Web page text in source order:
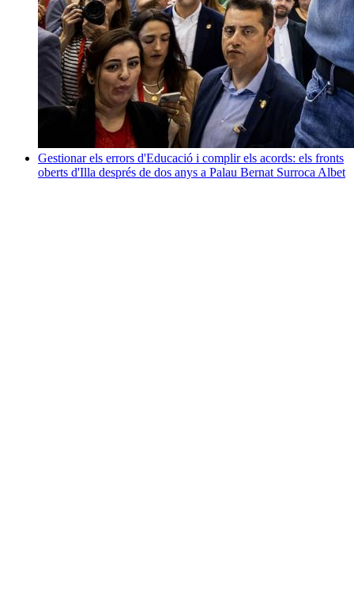
Gestionar els errors d'Educació i complir els acords: els fronts
oberts d'Illa després de dos anys a Palau Bernat Surroca Albet